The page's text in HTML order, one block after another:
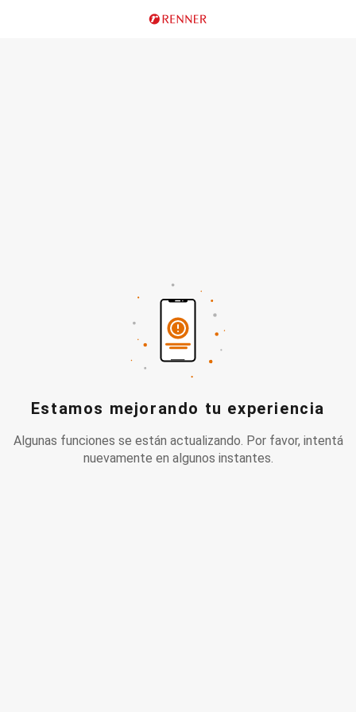
Estamos mejorando tu experiencia
Algunas funciones se están actualizando. Por favor, intentá
nuevamente en algunos instantes.